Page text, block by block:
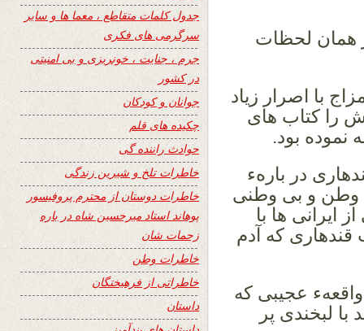
همان لحظات
با اصرار زیاد
را کتاب های
نموده بود.
در بارهء
وطن و بی وطنی
ایرانی ها با
که آدم
عجیبی که
با لبخندی پر
جدول کلمات متقاطع ، معما ها و سایر
سرگرمی های فکری
جرم ، جنایت ، خونریزی و بی امنیتی
در کشور
جوانان و کودکان
چکیده های قلم
حوادث راننده گی
خاطرات تلخ و شیرین زندگی
خاطرات دوستان از محترم پروفیسور
پوهاند استاد میرحسین شاه در باره
زحمات شان
خاطرات وطن
خاطراتی از فرهیختگان
داستان